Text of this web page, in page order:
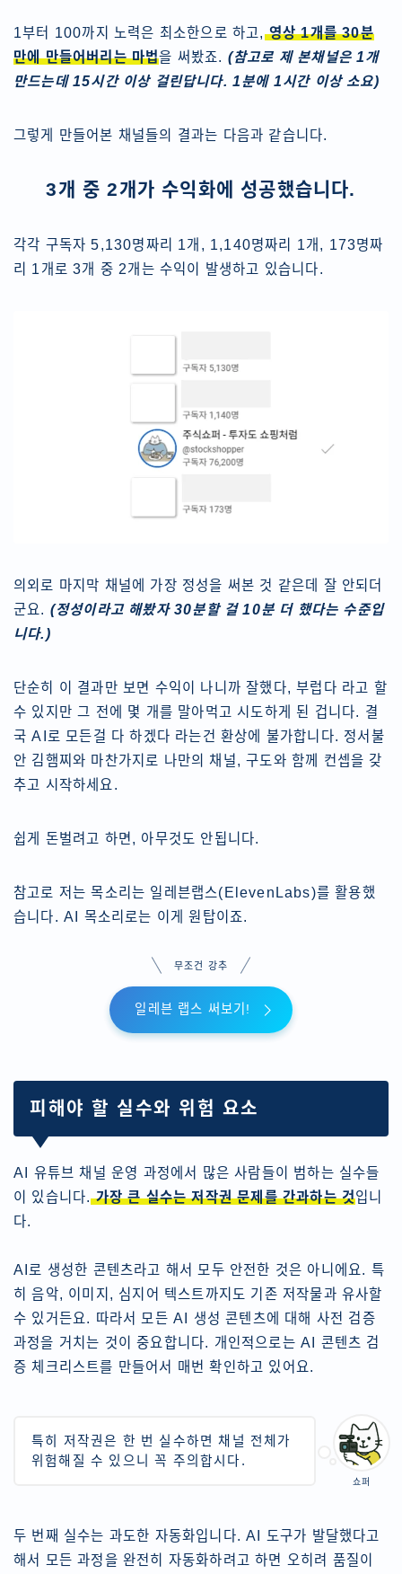
1부터 100까지 노력은 최소한으로 하고,영상 1개를 30분
만에 만들어버리는 마법을 써봤죠. (참고로 제 본채널은 1개
만드는데 15시간 이상 걸린답니다. 1분에 1시간 이상 소요)
그렇게 만들어본 채널들의 결과는 다음과 같습니다.
3개 중 2개가 수익화에 성공했습니다.
각각 구독자 5,130명짜리 1개, 1,140명짜리 1개, 173명짜
리 1개로 3개 중 2개는 수익이 발생하고 있습니다.
의외로 마지막 채널에 가장 정성을 써본 것 같은데 잘 안되더
군요. (정성이라고 해봤자 30분할 걸 10분 더 했다는 수준입
니다.)
단순히 이 결과만 보면 수익이 나니까 잘했다, 부럽다 라고 할
수 있지만 그 전에 몇 개를 말아먹고 시도하게 된 겁니다. 결
국 AI로 모든걸 다 하겠다 라는건 환상에 불가합니다. 정서불
안 김햄찌와 마찬가지로 나만의 채널, 구도와 함께 컨셉을 갖
추고 시작하세요.
쉽게 돈벌려고 하면, 아무것도 안됩니다.
참고로 저는 목소리는 일레븐랩스(ElevenLabs)를 활용했
습니다. AI 목소리로는 이게 원탑이죠.
무조건 강추
일레븐 랩스 써보기!
피해야 할 실수와 위험 요소
AI 유튜브 채널 운영 과정에서 많은 사람들이 범하는 실수들
이 있습니다.가장 큰 실수는저작권 문제를 간과하는 것입니
다.
AI로 생성한 콘텐츠라고 해서 모두 안전한 것은 아니에요. 특
히 음악, 이미지, 심지어 텍스트까지도 기존 저작물과 유사할
수 있거든요. 따라서 모든 AI 생성 콘텐츠에 대해 사전 검증
과정을 거치는 것이 중요합니다. 개인적으로는 AI 콘텐츠 검
증 체크리스트를 만들어서 매번 확인하고 있어요.
쇼퍼
특히 저작권은 한 번 실수하면 채널 전체가
위험해질 수 있으니 꼭 주의합시다.
두 번째 실수는 과도한 자동화입니다. AI 도구가 발달했다고
해서 모든 과정을 완전히 자동화하려고 하면 오히려 품질이